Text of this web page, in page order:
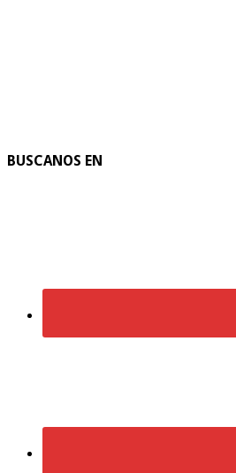
BUSCANOS EN